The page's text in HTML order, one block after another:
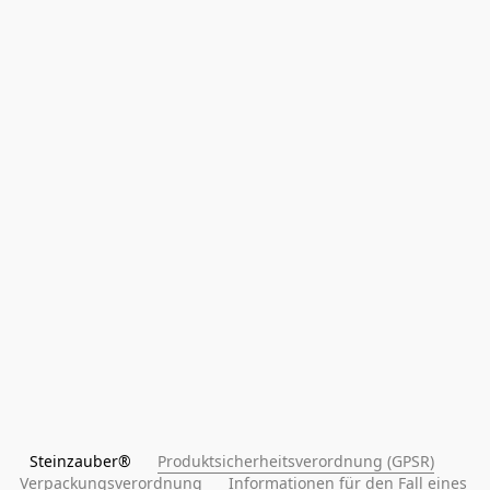
Steinzauber® Produktsicherheitsverordnung (GPSR)
Verpackungsverordnung
Informationen für den Fall eines